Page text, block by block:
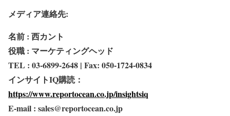
メディア連絡先:
名前 : 西カント
役職 : マーケティングヘッド
TEL : 03-6899-2648 | Fax: 050-1724-0834
インサイトIQ購読：
https://www.reportocean.co.jp/insightsiq
E-mail : sales@reportocean.co.jp